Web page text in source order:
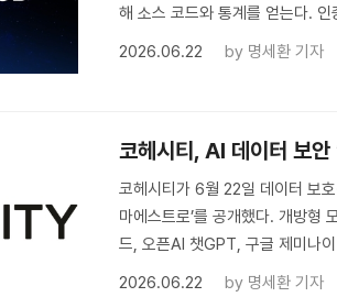
해 소스 코드와 통계를 얻는다.
2026.06.22
by 명세환 기자
코헤시티, AI 데이터 보안
코헤시티가 6월 22일 데이터 보호
마에스트로’를 공개했다. 개방형
드, 오픈AI 챗GPT, 구글 제미나
2026.06.22
by 명세환 기자